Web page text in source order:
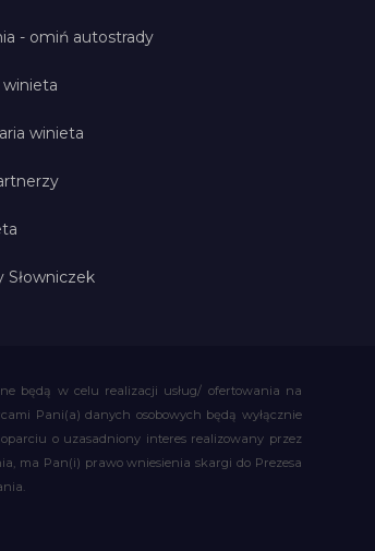
- omiń autostrady
winieta
Słowniczek
będą w celu realizacji usług/ ofertowania na
Pani(a) danych osobowych będą wyłącznie
o uzasadniony interes realizowany przez
ma Pan(i) prawo wniesienia skargi do Prezesa